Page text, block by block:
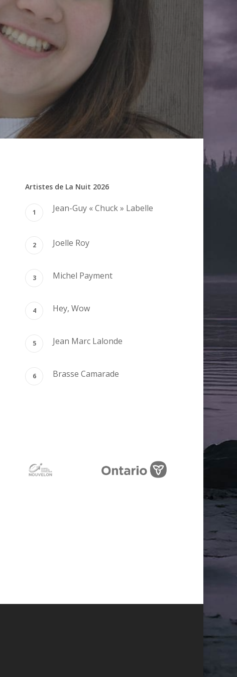
Artistes de La Nuit 2026
Jean-Guy « Chuck » Labelle
Joelle Roy
Michel Payment
Hey, Wow
Jean Marc Lalonde
Brasse Camarade